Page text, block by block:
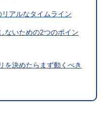
アルなタイムライン
ないための2つのポイン
を決めたらまず動くべき